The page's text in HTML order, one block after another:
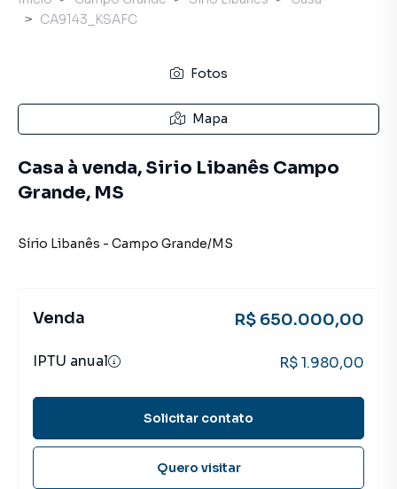
CA9143_KSAFC
Fotos
Mapa
Casa à venda, Sirio Libanês Campo
Grande, MS
Sírio Libanês - Campo Grande/MS
Venda R$ 650.000,00
IPTU anual R$ 1.980,00
Solicitar contato
Quero visitar